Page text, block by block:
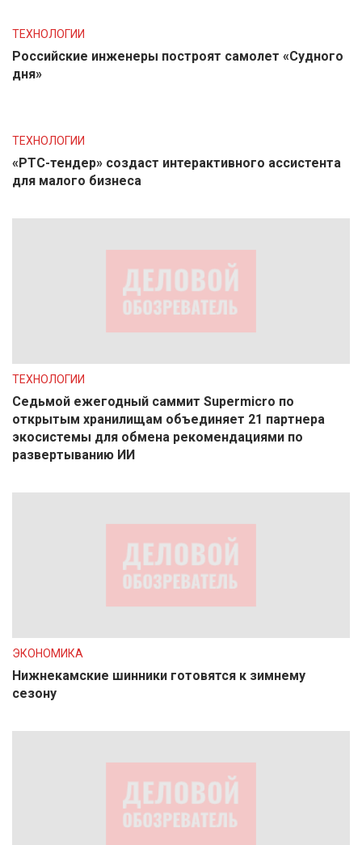
ТЕХНОЛОГИИ
Российские инженеры построят самолет «Судного
дня»
ТЕХНОЛОГИИ
«РТС-тендер» создаст интерактивного ассистента
для малого бизнеса
ТЕХНОЛОГИИ
Седьмой ежегодный саммит Supermicro по
открытым хранилищам объединяет 21 партнера
экосистемы для обмена рекомендациями по
развертыванию ИИ
ЭКОНОМИКА
Нижнекамские шинники готовятся к зимнему
сезону